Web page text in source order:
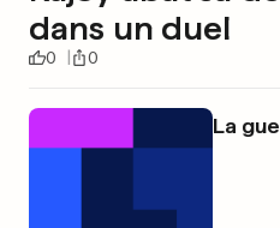
dans un duel
0 0
La